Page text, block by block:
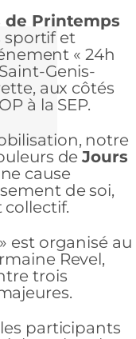
de Printemps
sportif et
« 24h
Genis-
aux côtés
à la SEP.
notre
deJours
cause
de soi,
est organisé au
Revel,
trois
participants